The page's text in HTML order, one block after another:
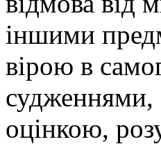
іншими
вірою в
судженнями,
оцінкою,